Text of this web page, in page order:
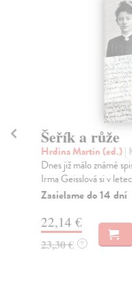
Šeřík a růže
Hrdina Martin (ed.)|
Dnes již málo známé
Irma Geisslová si v
Zasielame do 14 dní
22,14 €
23,30 € ?